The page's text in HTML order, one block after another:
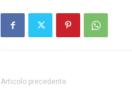
Articolo precedente